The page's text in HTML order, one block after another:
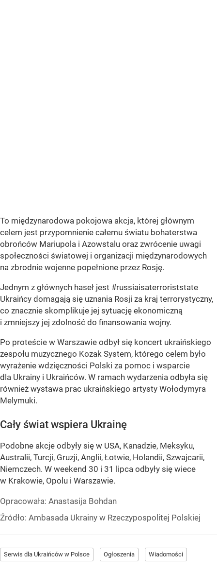
To międzynarodowa pokojowa akcja, której głównym
celem jest przypomnienie całemu światu bohaterstwa
obrońców Mariupola i Azowstalu oraz zwrócenie uwagi
społeczności światowej i organizacji międzynarodowych
na zbrodnie wojenne popełnione przez Rosję.
Jednym z głównych haseł jest #russiaisaterroriststate
Ukraińcy domagają się uznania Rosji za kraj terrorystyczny,
co znacznie skomplikuje jej sytuację ekonomiczną
i zmniejszy jej zdolność do finansowania wojny.
Po proteście w Warszawie odbył się koncert ukraińskiego
zespołu muzycznego Kozak System, którego celem było
wyrażenie wdzięczności Polski za pomoc i wsparcie
dla Ukrainy i Ukraińców. W ramach wydarzenia odbyła się
również wystawa prac ukraińskiego artysty Wołodymyra
Melymuki.
Cały świat wspiera Ukrainę
Podobne akcje odbyły się w USA, Kanadzie, Meksyku,
Australii, Turcji, Gruzji, Anglii, Łotwie, Holandii, Szwajcarii,
Niemczech. W weekend 30 i 31 lipca odbyły się wiece
w Krakowie, Opolu i Warszawie.
Opracowała: Anastasija Bohdan
Źródło: Ambasada Ukrainy w Rzeczypospolitej Polskiej
Serwis dla Ukraińców w Polsce Ogłoszenia Wiadomości